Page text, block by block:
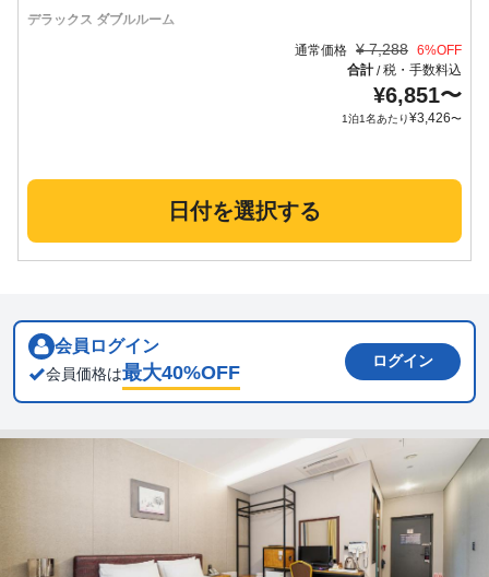
デラックス ダブルルーム
通常価格 ¥ 7,288 6%OFF
合計/税・手数料込
¥6,851〜
1泊1名あたり¥3,426〜
日付を選択する
会員ログイン
会員価格は最大40%OFF
ログイン